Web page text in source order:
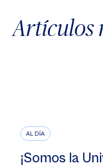
Artículos
AL DÍA
¡Somos la